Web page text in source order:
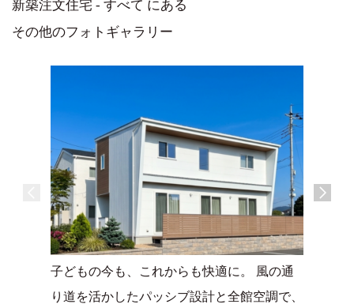
新築注文住宅 - すべて にある
その他のフォトギャラリー
子どもの今も、これからも快適に。 風の通
り道を活かしたパッシブ設計と全館空調で、